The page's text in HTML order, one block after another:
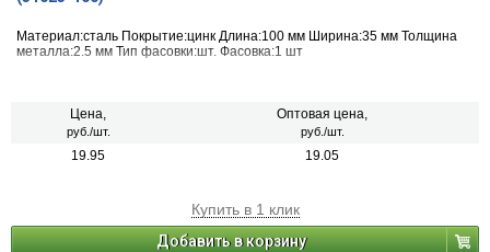
Материал:сталь Покрытие:цинк Длина:100 мм Ширина:35 мм Толщина
металла:2.5 мм Тип фасовки:шт. Фасовка:1 шт
Цена,
руб./шт.
Оптовая цена,
руб./шт.
19.95 19.05
Купить в 1 клик
Добавить в корзину